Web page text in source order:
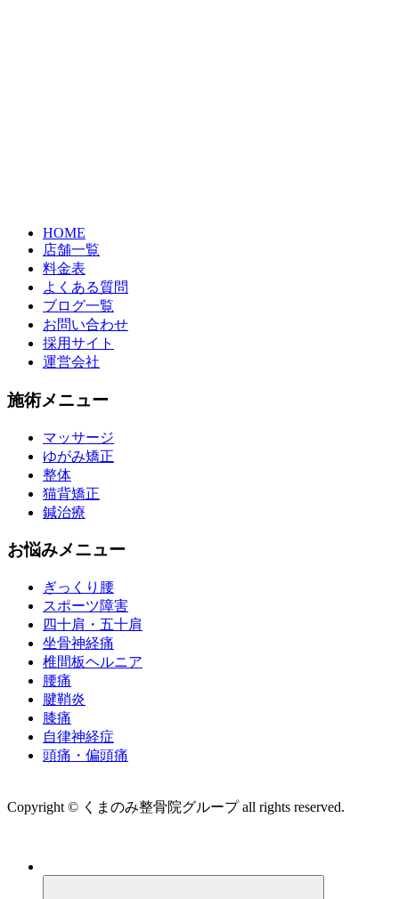
HOME
店舗一覧
料金表
よくある質問
ブログ一覧
お問い合わせ
採用サイト
運営会社
施術メニュー
マッサージ
ゆがみ矯正
整体
猫背矯正
鍼治療
お悩みメニュー
ぎっくり腰
スポーツ障害
四十肩・五十肩
坐骨神経痛
椎間板ヘルニア
腰痛
腱鞘炎
膝痛
自律神経症
頭痛・偏頭痛
Copyright © くまのみ整骨院グループ all rights reserved.